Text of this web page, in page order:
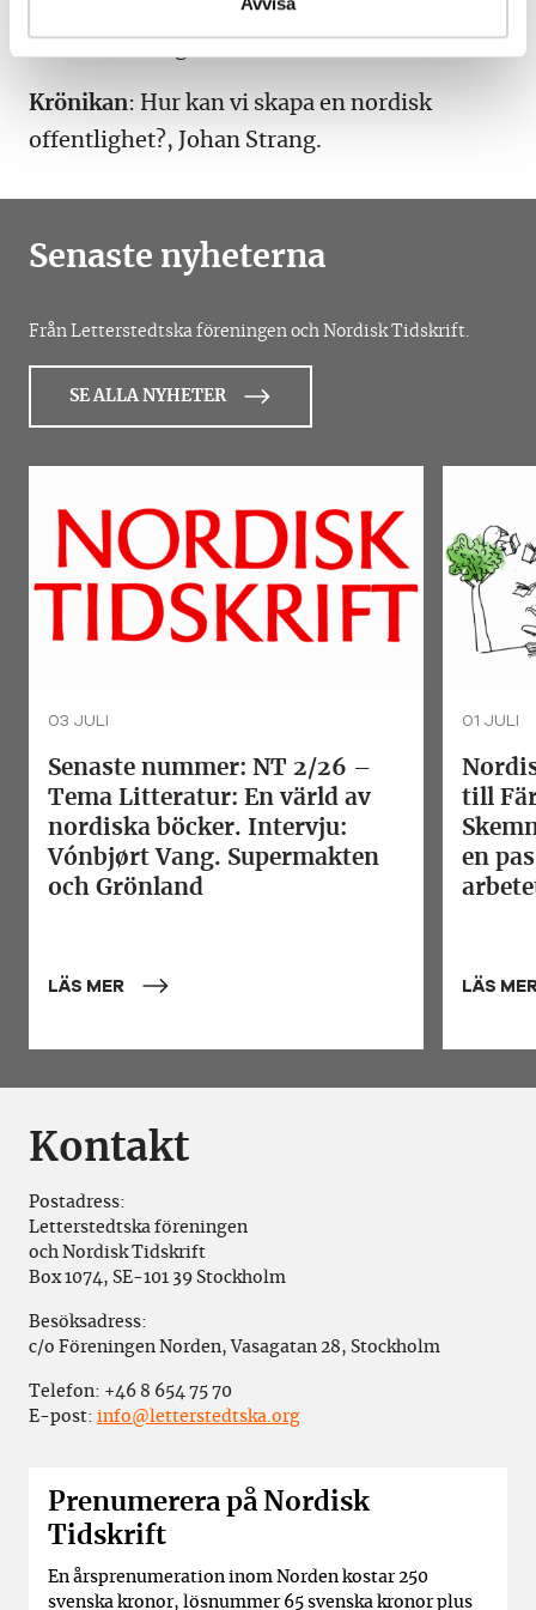
: Supermagten og Grønland,
Krönikan: Hur kan vi skapa en nordisk
offentlighet?, Johan Strang.
Senaste nyheterna
Från Letterstedtska föreningen och Nordisk Tidskrift.
SE ALLA NYHETER
03 JULI
Senaste nummer: NT 2/26 –
Tema Litteratur: En värld av
nordiska böcker. Intervju:
Vónbjørt Vang. Supermakten
och Grönland
LÄS MER
01 JULI
till
en
LÄS
Kontakt
Postadress:
Letterstedtska föreningen
och Nordisk Tidskrift
Box 1074, SE-101 39 Stockholm
Besöksadress:
c/o Föreningen Norden, Vasagatan 28, Stockholm
Telefon: +46 8 654 75 70
E-post: info@letterstedtska.org
Prenumerera på Nordisk
Tidskrift
En årsprenumeration inom Norden kostar 250
svenska kronor, lösnummer 65 svenska kronor plus